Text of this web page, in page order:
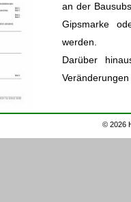
an der
Gipsmarke
werden.
Darüber
© 2026